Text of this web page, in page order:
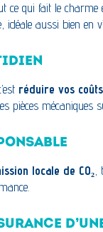
ce qui fait le
idéale aussi bien en
réduire vos
pièces mécaniques
locale de CO₂